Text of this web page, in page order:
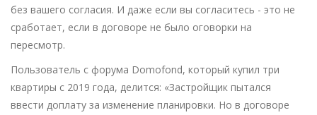
без вашего согласия. И даже если вы согласитесь - это не
сработает, если в договоре не было оговорки на
пересмотр.
Пользователь с форума Domofond, который купил три
квартиры с 2019 года, делится: «Застройщик пытался
ввести доплату за изменение планировки. Но в договоре